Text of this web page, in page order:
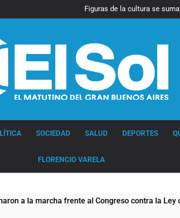
Figuras de la cultura se
Nueva jornada negativa
Figuras de la cultura se
Nueva jornada negativa
en Wall Street y el
Jorge Macri condenó los
SOCIEDAD SALUD DEPORTES
FLORENCIO VARELA
frente al Congreso contra la Ley de